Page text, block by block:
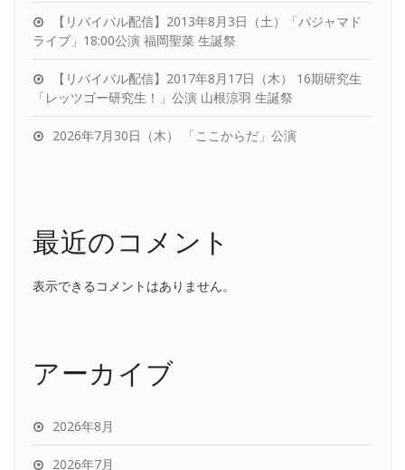
【リバイバル配信】2013年8月3日（土）「パジャマド
ライブ」18:00公演 福岡聖菜 生誕祭
【リバイバル配信】2017年8月17日（木） 16期研究生
「レッツゴー研究生！」公演 山根涼羽 生誕祭
2026年7月30日（木） 「ここからだ」公演
最近のコメント
表示できるコメントはありません。
アーカイブ
2026年8月
2026年7月